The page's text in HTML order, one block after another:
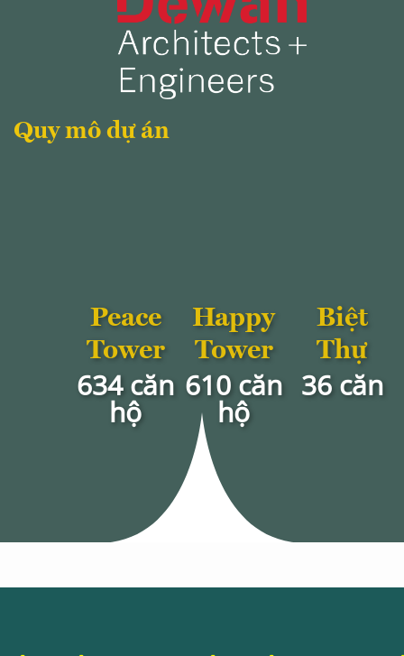
Quy mô dự án
Peace
Tower
634 căn
hộ
Happy
Tower
610 căn
hộ
Biệt
Thự
36 căn